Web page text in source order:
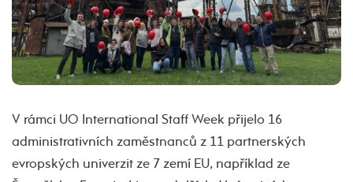
V rámci UO International Staff Week přijelo 16
administrativních zaměstnanců z 11 partnerských
evropských univerzit ze 7 zemí EU, například ze